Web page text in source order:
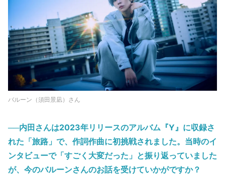
バルーン（須田景凪）さん
──内田さんは2023年リリースのアルバム『Y』に収録さ
れた「旅路」で、作詞作曲に初挑戦されました。当時のイ
ンタビューで「すごく大変だった」と振り返っていました
が、今のバルーンさんのお話を受けていかがですか？